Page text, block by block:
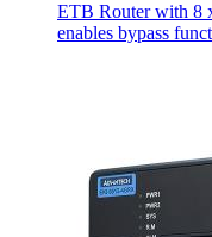
ETB Router with 8
enables bypass